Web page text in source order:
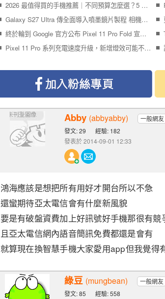
2026 最值得買的手機推薦｜不同預算怎麼選？5 款熱門手機完整比較
Galaxy S27 Ultra 傳全面導入噴墨鏡片製程 相機模組更薄、拍攝品質再提升
終於輪到 Google 官方公布 Pixel 11 Pro Fold 宣傳影片
Pixel 11 Pro 系列充電速度升級，新增燈效可能不叫 Pixel Glow
Abby (abbyabby)
一般網友
發文: 29
經驗: 182
發表於 2014-09-01 12:33
鴻海應該是想把所有用好才開台所以不急
還蠻期待亞太電信會有什麼新風貌
要是有破盤資費加上好訊號好手機那很有競
且亞太電信網內語音簡訊免費都還是會有
就算現在換智慧手機大家愛用app但我覺得
綠豆 (mungbean)
一般網友
發文: 85
經驗: 558